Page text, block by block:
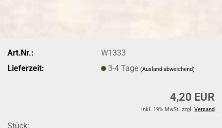
Art.Nr.:
W1333
Lieferzeit:
3-4 Tage(Ausland abweichend)
4,20 EUR
inkl. 19% MwSt. zzgl. Versand
Stück: